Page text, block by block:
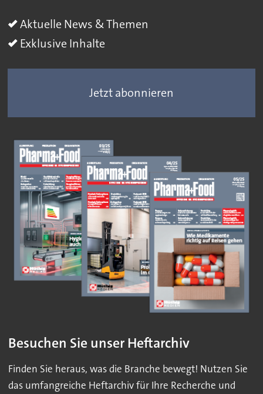
Aktuelle News & Themen
Exklusive Inhalte
Jetzt abonnieren
Besuchen Sie unser Heftarchiv
Finden Sie heraus, was die Branche bewegt! Nutzen Sie
das umfangreiche Heftarchiv für Ihre Recherche und